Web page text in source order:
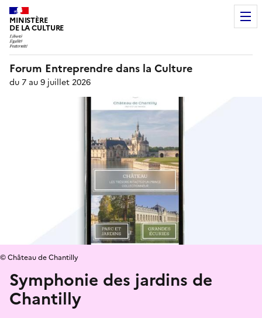
MINISTÈRE
DE LA CULTURE
Forum Entreprendre dans la Culture
du 7 au 9 juillet 2026
Symphonie des jardins de
Chantilly
© Château de Chantilly